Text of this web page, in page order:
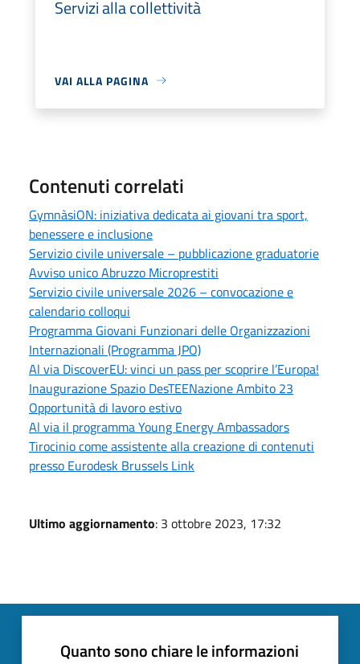
Servizi alla collettività
VAI ALLA PAGINA
Contenuti correlati
GymnàsiON: iniziativa dedicata ai giovani tra sport,
benessere e inclusione
Servizio civile universale – pubblicazione graduatorie
Avviso unico Abruzzo Microprestiti
Servizio civile universale 2026 – convocazione e
calendario colloqui
Programma Giovani Funzionari delle Organizzazioni
Internazionali (Programma JPO)
Al via DiscoverEU: vinci un pass per scoprire l’Europa!
Inaugurazione Spazio DesTEENazione Ambito 23
Opportunità di lavoro estivo
Al via il programma Young Energy Ambassadors
Tirocinio come assistente alla creazione di contenuti
presso Eurodesk Brussels Link
Ultimo aggiornamento: 3 ottobre 2023, 17:32
Quanto sono chiare le informazioni